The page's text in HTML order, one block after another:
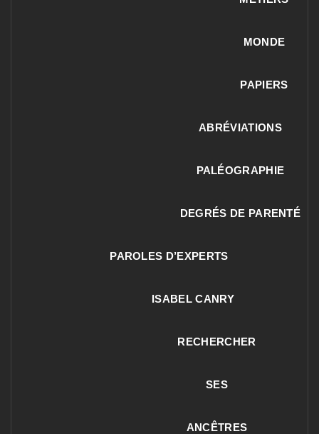
MONDE
PAPIERS
ABRÉVIATIONS
PALÉOGRAPHIE
DEGRÉS DE PARENTÉ
PAROLES D’EXPERTS
ISABEL CANRY
RECHERCHER
SES
ANCÊTRES